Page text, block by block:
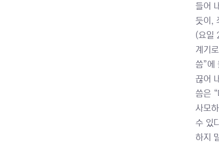
들어
듯이,
(요일
계기
씀”에
끊어
씀은
사모
수 있
하지